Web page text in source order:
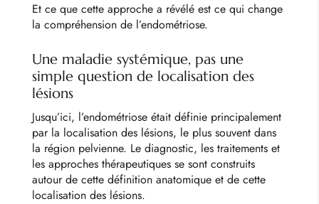
Et ce que cette approche a révélé est ce qui change
la compréhension de l’endométriose.
Une maladie systémique, pas une
simple question de localisation des
lésions
Jusqu’ici, l’endométriose était définie principalement
par la localisation des lésions, le plus souvent dans
la région pelvienne. Le diagnostic, les traitements et
les approches thérapeutiques se sont construits
autour de cette définition anatomique et de cette
localisation des lésions.